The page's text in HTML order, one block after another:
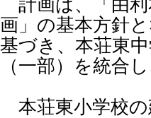
計画は、「由利
画」の基本方針
基づき、本荘東
（一部）を統合
本荘東小学校の